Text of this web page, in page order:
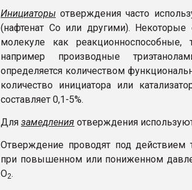
Инициаторы отверждения часто
(нафтенат Со или другими). Некоторые
молекуле как
например производные
определяется количеством
количество инициатора или
составляет 0,1-5%.
Для замедления отверждения
Отверждение проводят под действием
при повышенном или пониженном
О2.